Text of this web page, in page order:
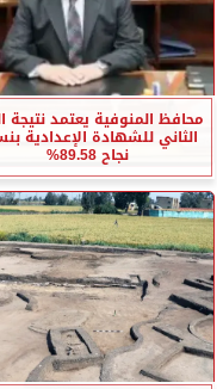
محافظ المنوفية يعتمد نتيجة
الثاني للشهادة الإعدادية
نجاح 89.58%